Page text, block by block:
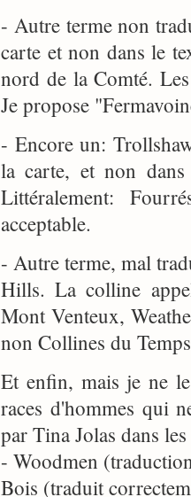
- Autre terme non
carte et non dans le
nord de la Comté.
Je propose
- Encore un:
la carte, et non
Littéralement:
acceptable.
- Autre terme, mal
Hills. La colline
Mont Venteux,
non Collines du
Et enfin, mais je ne
races d'hommes qui
par Tina Jolas dans
- Woodmen
Bois (traduit